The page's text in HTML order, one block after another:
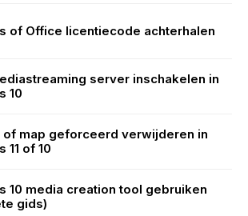
of Office licentiecode achterhalen
server inschakelen in
10
of map geforceerd verwijderen in
11 of 10
10 media creation tool gebruiken
gids)